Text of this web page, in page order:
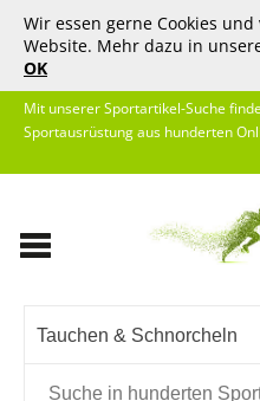
Wir essen gerne Cookies
Website. Mehr dazu in
OK
Mit unserer Sportartikel-Suche
Sportausrüstung aus hunderten
Tauchen & Schnorcheln